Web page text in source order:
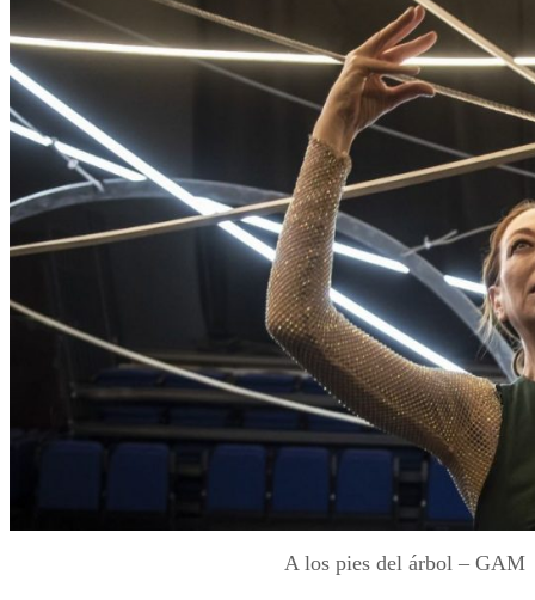
A los pies del árbol – GAM